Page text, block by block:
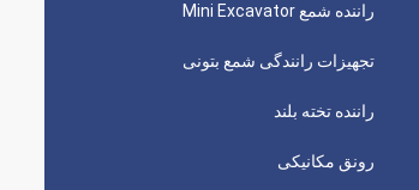
راننده شمع Mini Excavator
تجهیزات رانندگی شمع بتونی
راننده تخته بلند
رونق مکانیکی